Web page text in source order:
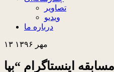
تصاویر
ویدیو
درباره ما
۱۳ مهر ۱۳۹۶
اینستاگرام “بپا